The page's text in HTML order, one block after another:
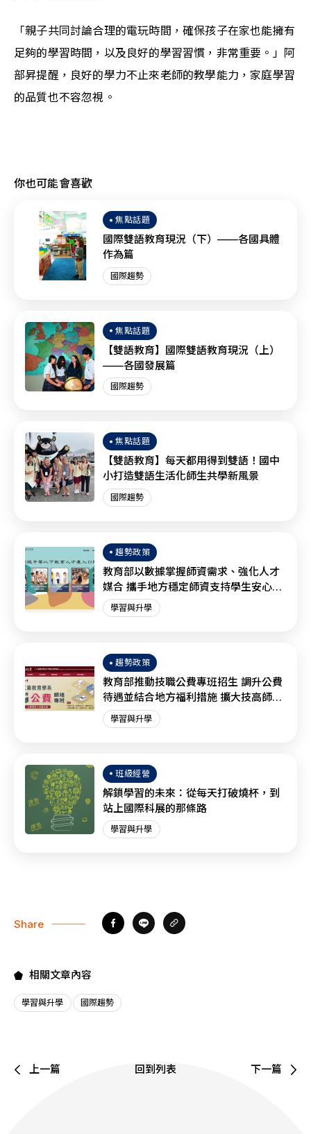
「親子共同討論合理的電玩時間，確保孩子在家也能擁有
足夠的學習時間，以及良好的學習習慣，非常重要。」阿
部昇提醒，良好的學力不止來老師的教學能力，家庭學習
的品質也不容忽視。
你也可能會喜歡
焦點話題
國際雙語教育現況（下）——各國具體
作為篇
國際趨勢
焦點話題
【雙語教育】國際雙語教育現況（上）
——各國發展篇
國際趨勢
焦點話題
【雙語教育】每天都用得到雙語！國中
小打造雙語生活化師生共學新風景
國際趨勢
趨勢政策
教育部以數據掌握師資需求、強化人才
媒合 攜手地方穩定師資支持學生安心學
習學習與升學
趨勢政策
教育部推動技職公費專班招生 調升公費
待遇並結合地方福利措施 擴大技高師資
培育量能
學習與升學
班級經營
解鎖學習的未來：從每天打破燒杯，到
站上國際科展的那條路
學習與升學
Share
相關文章內容
學習與升學 國際趨勢
上一篇 回到列表 下一篇